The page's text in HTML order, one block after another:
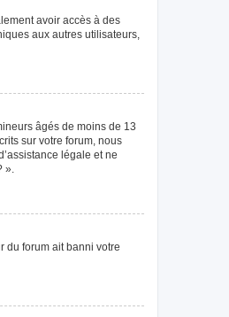
avoir accès à des
aux autres utilisateurs,
âgés de moins de 13
sur votre forum, nous
légale et ne
».
du forum ait banni votre